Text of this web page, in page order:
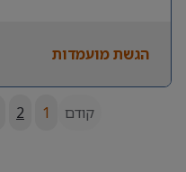
הגשת מועמדות
קודם 1
2